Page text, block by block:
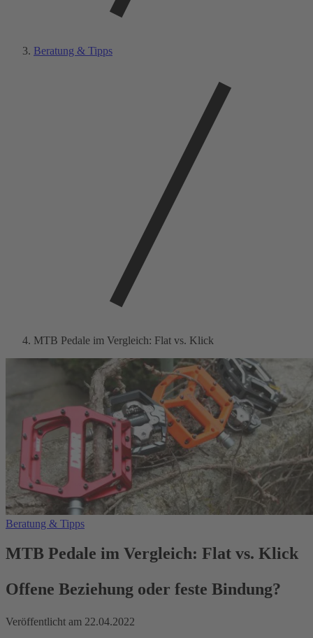
Beratung & Tipps
MTB Pedale im Vergleich: Flat vs. Klick
Beratung & Tipps
MTB Pedale im Vergleich: Flat vs. Klick
Offene Beziehung oder feste Bindung?
Veröffentlicht am 22.04.2022